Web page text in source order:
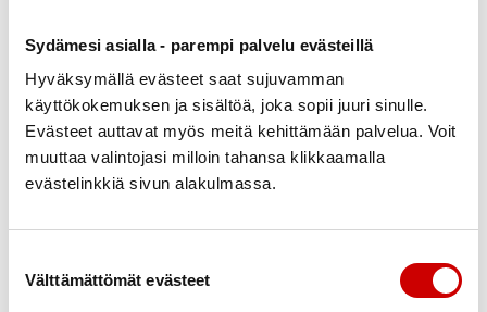
Sydämesi asialla - parempi palvelu evästeillä
Hyväksymällä evästeet saat sujuvamman
käyttökokemuksen ja sisältöä, joka sopii juuri sinulle.
Evästeet auttavat myös meitä kehittämään palvelua. Voit
muuttaa valintojasi milloin tahansa klikkaamalla
evästelinkkiä sivun alakulmassa.
Välttämättömät evästeet
Saatu vertaistuki koettiin erityisen oleelliseksi ja
tärkeäksi asiaksi, sillä se edisti esimerkiksi
kuntoutumista tukevaan toimintaan sitoutumista,
yhteenkuuluvuuden tunnetta ja poisti sairauteen
liittyviä pelkoja.
kuntoutus sisältää myös psykososiaalisen puolen ja
antaa sydänkuntoutujille mahdollisuuden kysyä, tulla